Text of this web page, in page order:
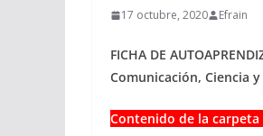
17 octubre, 2020 Efrain
FICHA DE
Comunicación, Ciencia y
Contenido de la